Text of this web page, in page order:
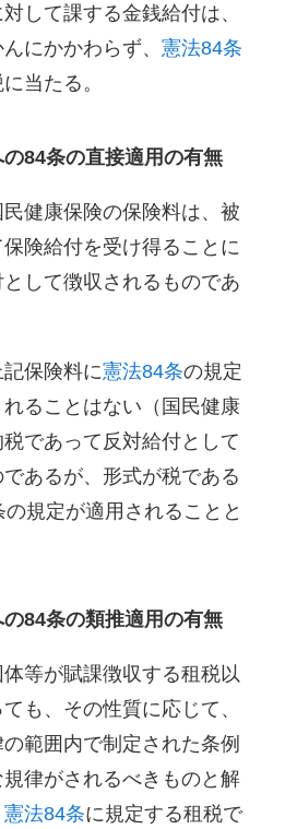
して課する金銭給付は、
にかかわらず、 憲法84条
当たる。
84条の直接適用の有無
健康保険の保険料は、被
険給付を受け得ることに
して徴収されるものであ
保険料に憲法84条の規定
ることはない（国民健康
であって反対給付として
あるが、形式が税である
の規定が適用されることと
84条の類推適用の有無
等が賦課徴収する租税以
も、その性質に応じて、
範囲内で制定された条例
律がされるべきものと解
憲法84条に規定する租税で